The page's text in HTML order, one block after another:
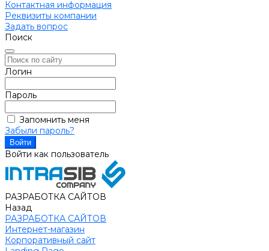
Контактная информация
Реквизиты компании
Задать вопрос
Поиск
Логин
Пароль
Запомнить меня
Забыли пароль?
Войти как пользователь
РАЗРАБОТКА САЙТОВ
Назад
РАЗРАБОТКА САЙТОВ
Интернет-магазин
Корпоративный сайт